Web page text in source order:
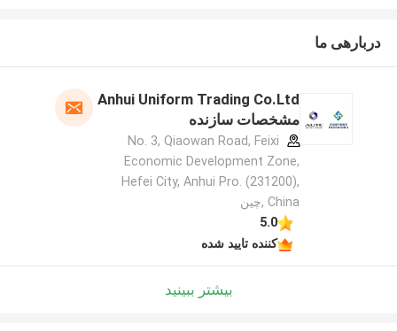
دربارهی ما
Anhui Uniform Trading Co.Ltd
مشخصات سازنده
No. 3, Qiaowan Road, Feixi
Economic Development Zone,
Hefei City, Anhui Pro. (231200),
China ,چین
5.0
کننده تایید شده
بیشتر ببینید